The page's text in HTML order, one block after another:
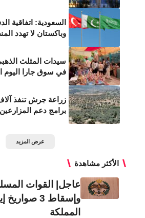
السعودية: اتفاقية
وباكستان لا تهدد
سيدات المثلث
في سوق جارا اليوم
زراعة جرش تنفذ
برامج دعم المزارعين
عرض المزيد
الأكثر مشاهدة
عاجل| القوات
وإسقاط 3
المملكة